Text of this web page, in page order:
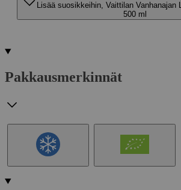
Lisää suosikkeihin, Vaittilan Vanhanajan
500 ml
Pakkausmerkinnät